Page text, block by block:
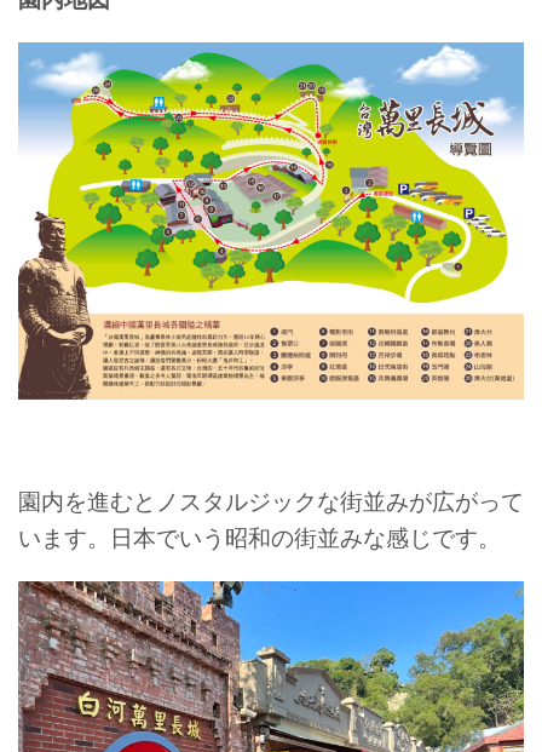
園内を進むとノスタルジックな街並みが広がって
います。日本でいう昭和の街並みな感じです。